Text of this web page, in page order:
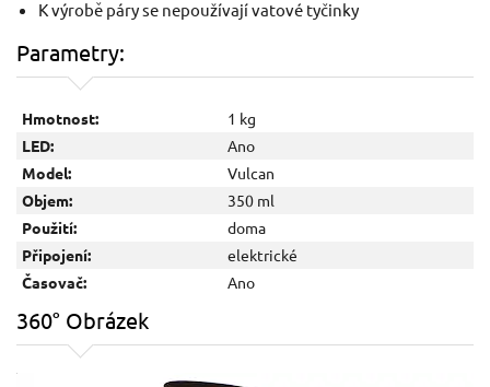
K výrobě páry se nepoužívají vatové tyčinky
Parametry:
Hmotnost:
1 kg
LED:
Ano
Model:
Vulcan
Objem:
350 ml
Použití:
doma
Připojení:
elektrické
Časovač:
Ano
360° Obrázek